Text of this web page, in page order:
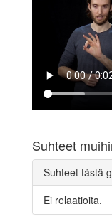
Suhteet
Suhteet tästä
Ei relaatioita.